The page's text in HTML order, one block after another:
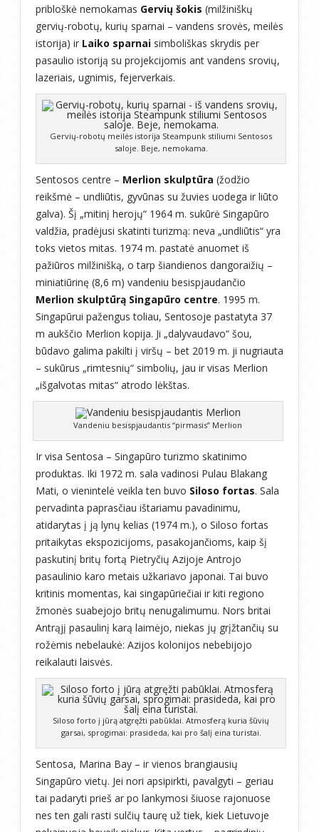
pribloškė nemokamas Gervių šokis (milžiniškų
gervių-robotų, kurių sparnai – vandens srovės, meilės
istorija) ir Laiko sparnai simboliškas skrydis per
pasaulio istoriją su projekcijomis ant vandens srovių,
lazeriais, ugnimis, fejerverkais.
Gervių-robotų meilės istorija Steampunk stiliumi Sentosos
saloje. Beje, nemokama.
Sentosos centre – Merlion skulptūra (žodžio
reikšmė – undliūtis, gyvūnas su žuvies uodega ir liūto
galva). Šį „mitinį herojų“ 1964 m. sukūrė Singapūro
valdžia, pradėjusi skatinti turizmą: neva „undliūtis“ yra
toks vietos mitas. 1974 m. pastatė anuomet iš
pažiūros milžinišką, o tarp šiandienos dangoraižių –
miniatiūrinę (8,6 m) vandeniu besispjaudančio
Merlion skulptūrą Singapūro centre. 1995 m.
Singapūrui pažengus toliau, Sentosoje pastatyta 37
m aukščio Merlion kopija. Ji „dalyvaudavo“ šou,
būdavo galima pakilti į viršų – bet 2019 m. ji nugriauta
– sukūrus „rimtesnių“ simbolių, jau ir visas Merlion
„išgalvotas mitas“ atrodo lėkštas.
Vandeniu besispjaudantis “pirmasis” Merlion
Ir visa Sentosa – Singapūro turizmo skatinimo
produktas. Iki 1972 m. sala vadinosi Pulau Blakang
Mati, o vienintelė veikla ten buvo Siloso fortas. Sala
pervadinta paprasčiau ištariamu pavadinimu,
atidarytas į ją lynų kelias (1974 m.), o Siloso fortas
pritaikytas ekspozicijoms, pasakojančioms, kaip šį
paskutinį britų fortą Pietryčių Azijoje Antrojo
pasaulinio karo metais užkariavo japonai. Tai buvo
kritinis momentas, kai singapūriečiai ir kiti regiono
žmonės suabejojo britų nenugalimumu. Nors britai
Antrąjį pasaulinį karą laimėjo, niekas jų grįžtančių su
rožėmis nebelaukė: Azijos kolonijos nebebijojo
reikalauti laisvės.
Siloso forto į jūrą atgręžti pabūklai. Atmosferą kuria šūvių
garsai, sprogimai: prasideda, kai pro šalį eina turistai.
Sentosa, Marina Bay – ir vienos brangiausių
Singapūro vietų. Jei nori apsipirkti, pavalgyti – geriau
tai padaryti prieš ar po lankymosi šiuose rajonuose
nes ten gali rasti sulčių taurę už tiek, kiek Lietuvoje